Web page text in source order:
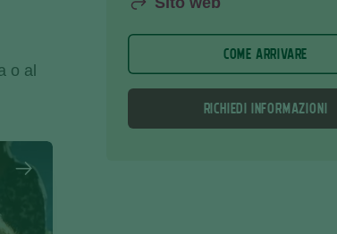
o al
COME ARRIVARE
RICHIEDI INFORMAZIONI